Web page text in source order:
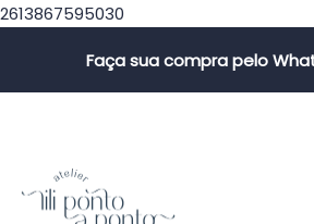
2613867595030
Faça sua compra pelo